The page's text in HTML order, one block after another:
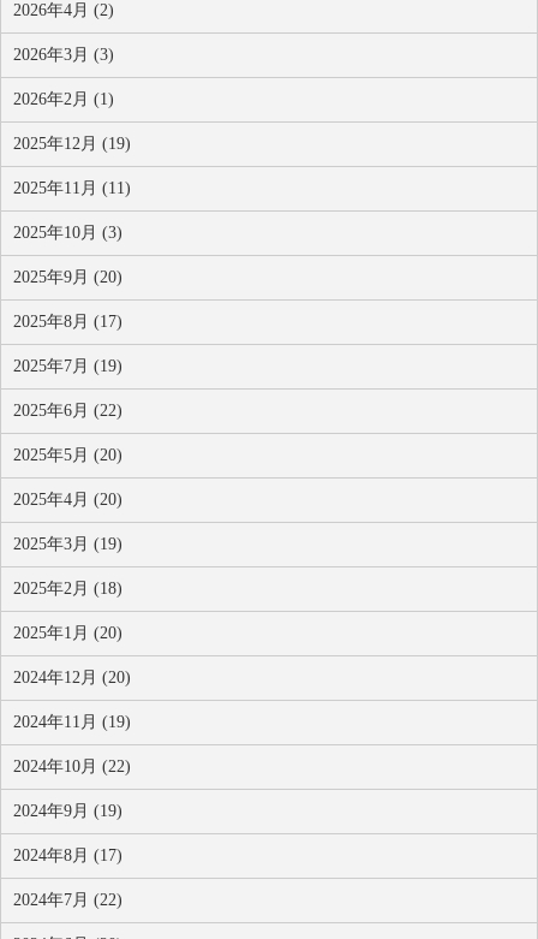
2026年4月 (2)
2026年3月 (3)
2026年2月 (1)
2025年12月 (19)
2025年11月 (11)
2025年10月 (3)
2025年9月 (20)
2025年8月 (17)
2025年7月 (19)
2025年6月 (22)
2025年5月 (20)
2025年4月 (20)
2025年3月 (19)
2025年2月 (18)
2025年1月 (20)
2024年12月 (20)
2024年11月 (19)
2024年10月 (22)
2024年9月 (19)
2024年8月 (17)
2024年7月 (22)